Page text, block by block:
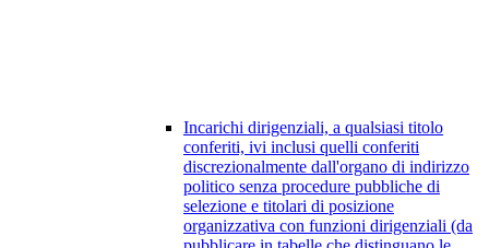
Incarichi dirigenziali, a qualsiasi titolo
conferiti, ivi inclusi quelli conferiti
discrezionalmente dall'organo di indirizzo
politico senza procedure pubbliche di
selezione e titolari di posizione
organizzativa con funzioni dirigenziali (da